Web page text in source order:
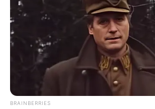
BRAINBERRIES